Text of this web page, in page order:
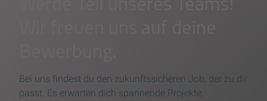
Bei uns findest du den zukunftssicheren Job, der zu dir
passt. Es erwarten dich spannende Projekte,